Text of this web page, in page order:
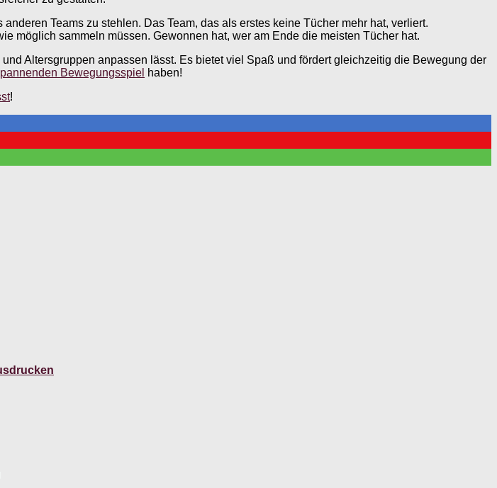
Teams zu stehlen. Das Team, das als erstes keine Tücher mehr hat, verliert.
möglich sammeln müssen. Gewonnen hat, wer am Ende die meisten Tücher hat.
Altersgruppen anpassen lässt. Es bietet viel Spaß und fördert gleichzeitig die Bewegung der
Bewegungsspiel haben!
!